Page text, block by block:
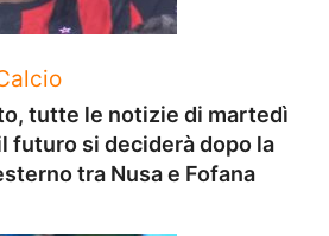
tutte le notizie di martedì
futuro si deciderà dopo la
tra Nusa e Fofana